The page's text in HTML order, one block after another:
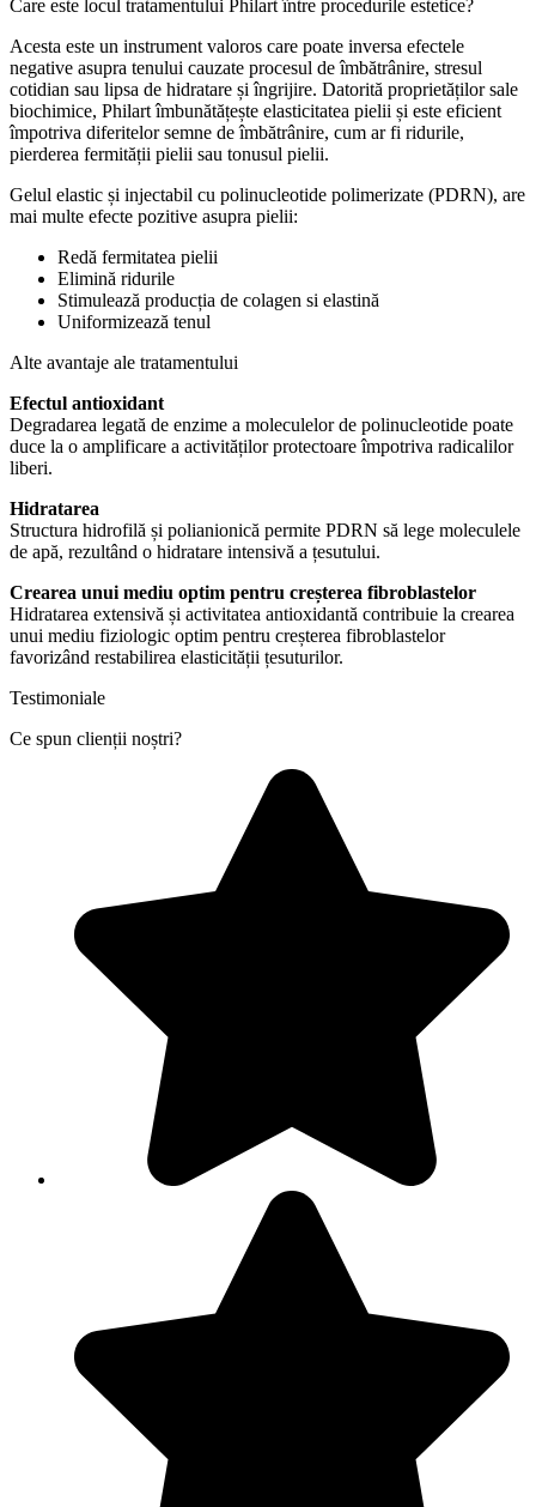
Care este locul tratamentului Philart între procedurile estetice?
Acesta este un instrument valoros care poate inversa efectele
negative asupra tenului cauzate procesul de îmbătrânire, stresul
cotidian sau lipsa de hidratare și îngrijire. Datorită proprietăților sale
biochimice, Philart îmbunătățește elasticitatea pielii și este eficient
împotriva diferitelor semne de îmbătrânire, cum ar fi ridurile,
pierderea fermității pielii sau tonusul pielii.
Gelul elastic și injectabil cu polinucleotide polimerizate (PDRN), are
mai multe efecte pozitive asupra pielii:
Redă fermitatea pielii
Elimină ridurile
Stimulează producția de colagen si elastină
Uniformizează tenul
Alte avantaje ale tratamentului
Efectul antioxidant
Degradarea legată de enzime a moleculelor de polinucleotide poate
duce la o amplificare a activităților protectoare împotriva radicalilor
liberi.
Hidratarea
Structura hidrofilă și polianionică permite PDRN să lege moleculele
de apă, rezultând o hidratare intensivă a țesutului.
Crearea unui mediu optim pentru creșterea fibroblastelor
Hidratarea extensivă și activitatea antioxidantă contribuie la crearea
unui mediu fiziologic optim pentru creșterea fibroblastelor
favorizând restabilirea elasticității țesuturilor​.
Testimoniale
Ce spun clienții noștri?